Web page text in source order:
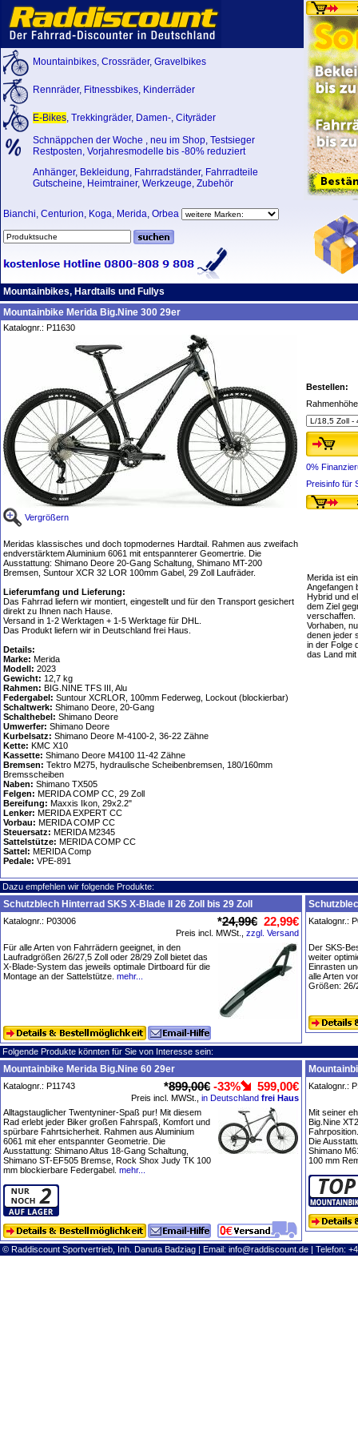
Mountainbikes, Crossräder, Gravelbikes
Rennräder, Fitnessbikes, Kinderräder
E-Bikes, Trekkingräder, Damen-, Cityräder
Schnäppchen der Woche , neu im Shop, Testsieger
Restposten, Vorjahresmodelle bis -80% reduziert
Anhänger, Bekleidung, Fahrradständer, Fahrradteile
Gutscheine, Heimtrainer, Werkzeuge, Zubehör
Bianchi, Centurion, Koga, Merida, Orbea
Mountainbikes, Hardtails und Fullys
Mountainbike Merida Big.Nine 300 29er
Katalognr.: P11630
Vergrößern
Meridas klassisches und doch topmodernes Hardtail. Rahmen aus zweifach
endverstärktem Aluminium 6061 mit entspannterer Geomertrie. Die
Ausstattung: Shimano Deore 20-Gang Schaltung, Shimano MT-200
Bremsen, Suntour XCR 32 LOR 100mm Gabel, 29 Zoll Laufräder.
Lieferumfang und Lieferung:
Das Fahrrad liefern wir montiert, eingestellt und für den Transport gesichert
direkt zu Ihnen nach Hause.
Versand in 1-2 Werktagen + 1-5 Werktage für DHL.
Das Produkt liefern wir in Deutschland frei Haus.
Details:
Marke: Merida
Modell: 2023
Gewicht: 12,7 kg
Rahmen: BIG.NINE TFS III, Alu
Federgabel: Suntour XCRLOR, 100mm Federweg, Lockout (blockierbar)
Schaltwerk: Shimano Deore, 20-Gang
Schalthebel: Shimano Deore
Umwerfer: Shimano Deore
Kurbelsatz: Shimano Deore M-4100-2, 36-22 Zähne
Kette: KMC X10
Kassette: Shimano Deore M4100 11-42 Zähne
Bremsen: Tektro M275, hydraulische Scheibenbremsen, 180/160mm
Bremsscheiben
Naben: Shimano TX505
Felgen: MERIDA COMP CC, 29 Zoll
Bereifung: Maxxis Ikon, 29x2.2"
Lenker: MERIDA EXPERT CC
Vorbau: MERIDA COMP CC
Steuersatz: MERIDA M2345
Sattelstütze: MERIDA COMP CC
Sattel: MERIDA Comp
Pedale: VPE-891
Bestellen:
0%
Preisinfo für
Merida ist
Angefangen
Hybrid und
dem Ziel
verschaffen.
Vorhaben,
denen jeder
in der Folge
das Land
Dazu empfehlen wir folgende Produkte:
Schutzblech Hinterrad SKS X-Blade II 26 Zoll bis 29 Zoll
Katalognr.: P03006 *24,99€ 22,99€
Preis incl. MWSt., zzgl. Versand
Für alle Arten von Fahrrädern geeignet, in den
Laufradgrößen 26/27,5 Zoll oder 28/29 Zoll bietet das
X-Blade-System das jeweils optimale Dirtboard für die
Montage an der Sattelstütze. mehr...
Katalognr.:
Der SKS-
weiter
Einrasten
alle Arten
Größen: 26/
Folgende Produkte könnten für Sie von Interesse sein:
Mountainbike Merida Big.Nine 60 29er
Katalognr.: P11743 *899,00€ -33% 599,00€
Preis incl. MWSt., in Deutschland frei Haus
Alltagstauglicher Twentyniner-Spaß pur! Mit diesem
Rad erlebt jeder Biker großen Fahrspaß, Komfort und
spürbare Fahrtsicherheit. Rahmen aus Aluminium
6061 mit eher entspannter Geometrie. Die
Ausstattung: Shimano Altus 18-Gang Schaltung,
Shimano ST-EF505 Bremse, Rock Shox Judy TK 100
mm blockierbare Federgabel. mehr...
Katalognr.:
Mit seiner
Big.Nine
Die
Shimano
100 mm
© Raddiscount Sportvertrieb, Inh. Danuta Badziag | Email: info@raddiscount.de | Telefon: